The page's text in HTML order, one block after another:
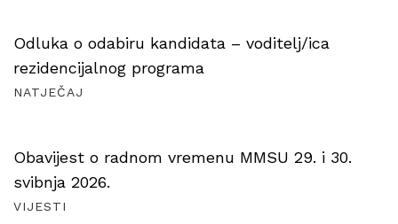
Odluka o odabiru kandidata – voditelj/ica
rezidencijalnog programa
NATJEČAJ
Obavijest o radnom vremenu MMSU 29. i 30.
svibnja 2026.
VIJESTI